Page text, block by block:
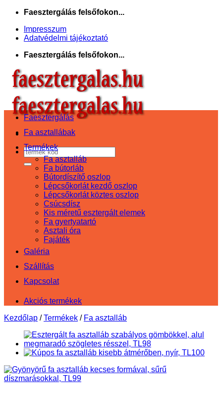
Skip
content
Faesztergálás felsőfokon...
Impresszum
Adatvédelmi tájékoztató
Faesztergálás felsőfokon...
Keresés
a
következőre:
Faesztergálás
Fa asztallábak
Termékek
Fa asztalláb
Fa bútorláb
Bútordíszítő oszlop
Lépcsőkorlát kezdő oszlop
Lépcsőkorlát köztes oszlop
Csúcsdísz
Kis méretű esztergált elemek
Fa gyertyatartó
Asztali óra
Fajáték
Galéria
Szállítás
Kapcsolat
Akciós termékek
Kezdőlap / Termékek / Fa asztalláb